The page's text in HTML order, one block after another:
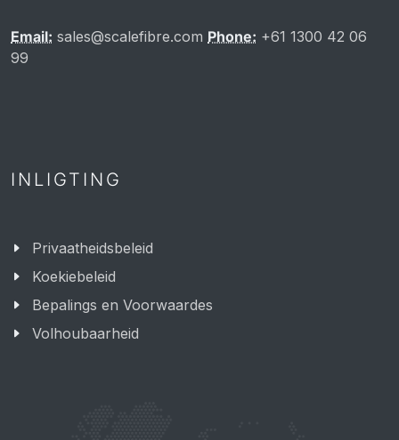
Email: sales@scalefibre.com Phone: +61 1300 42 06
99
INLIGTING
Privaatheidsbeleid
Koekiebeleid
Bepalings en Voorwaardes
Volhoubaarheid